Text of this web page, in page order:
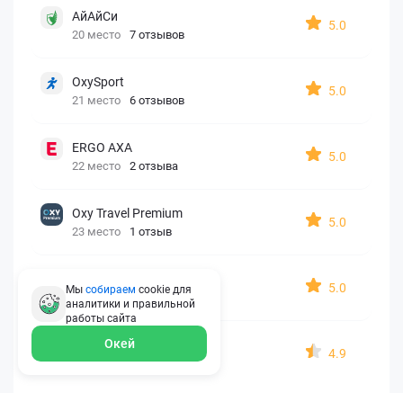
АйАйСи
20 место 7 отзывов
5.0
OxySport
21 место 6 отзывов
5.0
ERGO AXA
22 место 2 отзыва
5.0
Oxy Travel Premium
23 место 1 отзыв
5.0
24 место 1 отзыв
5.0
МАКС
25 место 15 отзывов
4.9
Мы собираем cookie для
аналитики и правильной
работы сайта
Окей